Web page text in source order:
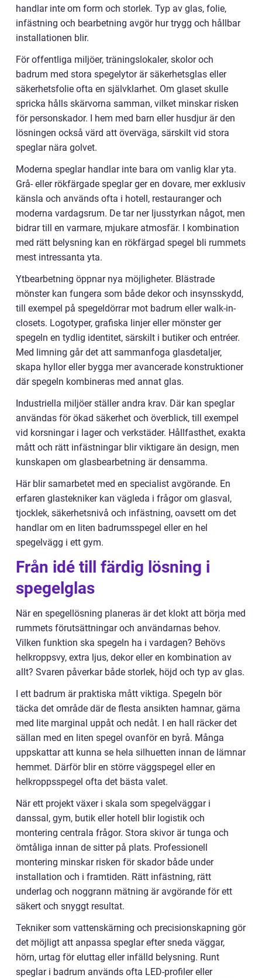
handlar inte om form och storlek. Typ av glas, folie,
infästning och bearbetning avgör hur trygg och hållbar
installationen blir.
För offentliga miljöer, träningslokaler, skolor och
badrum med stora spegelytor är säkerhetsglas eller
säkerhetsfolie ofta en självklarhet. Om glaset skulle
spricka hålls skärvorna samman, vilket minskar risken
för personskador. I hem med barn eller husdjur är den
lösningen också värd att överväga, särskilt vid stora
speglar nära golvet.
Moderna speglar handlar inte bara om vanlig klar yta.
Grå- eller rökfärgade speglar ger en dovare, mer exklusiv
känsla och används ofta i hotell, restauranger och
moderna vardagsrum. De tar ner ljusstyrkan något, men
bidrar till en varmare, mjukare atmosfär. I kombination
med rätt belysning kan en rökfärgad spegel bli rummets
mest intressanta yta.
Ytbearbetning öppnar nya möjligheter. Blästrade
mönster kan fungera som både dekor och insynsskydd,
till exempel på spegeldörrar mot badrum eller walk-in-
closets. Logotyper, grafiska linjer eller mönster ger
spegeln en tydlig identitet, särskilt i butiker och entréer.
Med limning går det att sammanfoga glasdetaljer,
skapa hyllor eller bygga mer avancerade konstruktioner
där spegeln kombineras med annat glas.
Industriella miljöer ställer andra krav. Där kan speglar
användas för ökad säkerhet och överblick, till exempel
vid korsningar i lager och verkstäder. Hållfasthet, exakta
mått och rätt infästningar blir viktigare än design, men
kunskapen om glasbearbetning är densamma.
Här blir samarbetet med en specialist avgörande. En
erfaren glastekniker kan vägleda i frågor om glasval,
tjocklek, säkerhetsnivå och infästning, oavsett om det
handlar om en liten badrumsspegel eller en hel
spegelvägg i ett gym.
Från idé till färdig lösning i
spegelglas
När en spegellösning planeras är det klokt att börja med
rummets förutsättningar och användarnas behov.
Vilken funktion ska spegeln ha i vardagen? Behövs
helkroppsvy, extra ljus, dekor eller en kombination av
allt? Svaren påverkar både storlek, höjd och typ av glas.
I ett badrum är praktiska mått viktiga. Spegeln bör
täcka det område där de flesta ansikten hamnar, gärna
med lite marginal uppåt och nedåt. I en hall räcker det
sällan med en liten spegel ovanför en byrå. Många
uppskattar att kunna se hela silhuetten innan de lämnar
hemmet. Därför blir en större väggspegel eller en
helkroppsspegel ofta det bästa valet.
När ett projekt växer i skala som spegelväggar i
danssal, gym, butik eller hotell blir logistik och
montering centrala frågor. Stora skivor är tunga och
ömtåliga innan de sitter på plats. Professionell
montering minskar risken för skador både under
installation och i framtiden. Rätt infästning, rätt
underlag och noggrann mätning är avgörande för ett
säkert och snyggt resultat.
Tekniker som vattenskärning och precisionskapning gör
det möjligt att anpassa speglar efter sneda väggar,
hörn, urtag för eluttag eller infälld belysning. Runt
speglar i badrum används ofta LED-profiler eller